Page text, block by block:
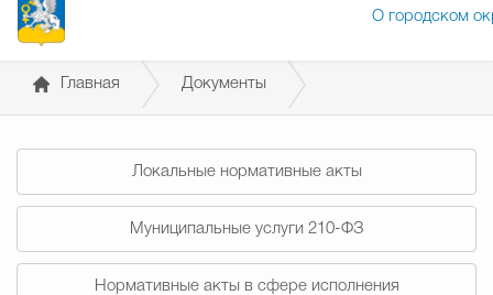
О городском
Дума городского округа
Новости Обращения граждан
Главная Документы
Локальные нормативные акты
Муниципальные услуги 210-ФЗ
Нормативные акты в сфере исполнения